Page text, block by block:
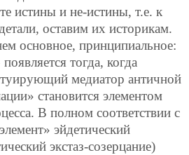
истины и не-истины, т.е. к
оставим их историкам.
основное, принципиальное:
тогда, когда
медиатор античной
становится элементом
В полном соответствии с
эйдетический
экстаз-созерцание)